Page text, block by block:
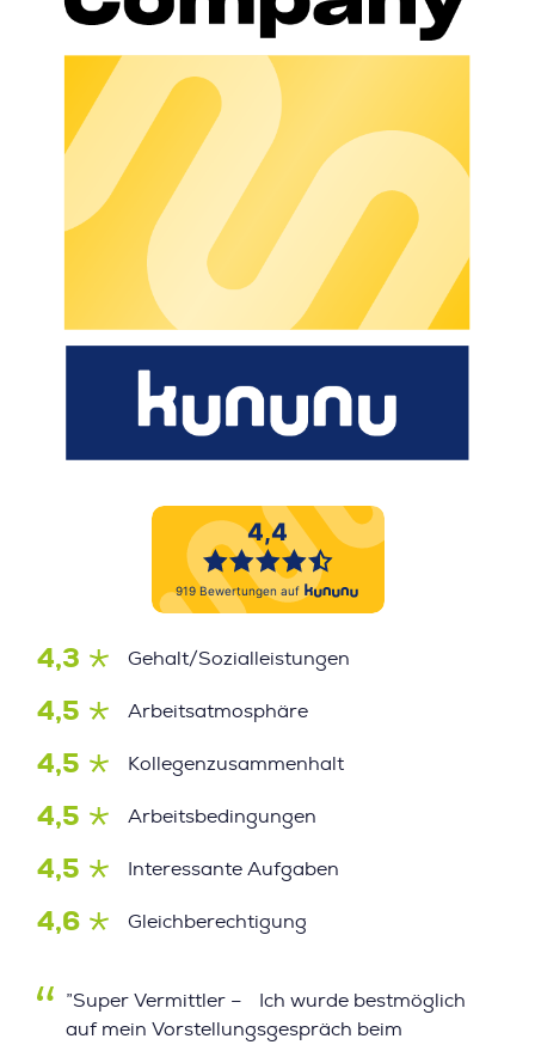
4,3 Gehalt/Sozialleistungen
4,5 Arbeitsatmosphäre
4,5 Kollegenzusammenhalt
4,5 Arbeitsbedingungen
4,5 Interessante Aufgaben
4,6 Gleichberechtigung
”Super Vermittler – Ich wurde bestmöglich
auf mein Vorstellungsgespräch beim